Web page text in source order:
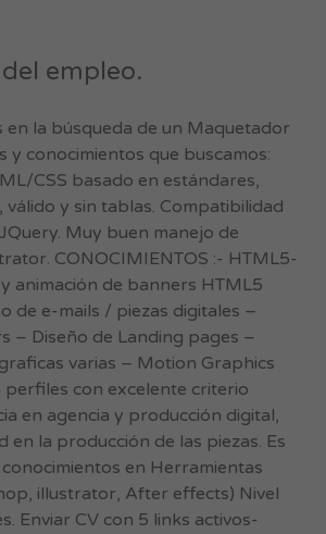
empleo.
en la búsqueda de un Maquetador
y conocimientos que buscamos:
CSS basado en estándares,
válido y sin tablas. Compatibilidad
Muy buen manejo de
CONOCIMIENTOS :- HTML5-
animación de banners HTML5
de e-mails / piezas digitales –
– Diseño de Landing pages –
varias – Motion Graphics
perfiles con excelente criterio
en agencia y producción digital,
en la producción de las piezas. Es
en Herramientas
illustrator, After effects) Nivel
Enviar CV con 5 links activos-